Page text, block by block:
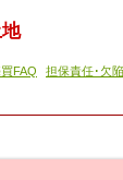
FAQ 担保責任･欠